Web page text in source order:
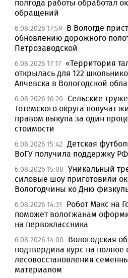
полгода работы обработал
обращений
6.08.2026 17:59 В Вологде
обновлению дорожного
Петрозаводской
6.08.2026 17:17 «Территория
открылась для 122
Алчевска в Вологодской
6.08.2026 16:20 Сельские
Тотемского округа получат
правом выкупа за один
стоимости
6.08.2026 15:42 Детская
ВоГУ получила поддержку
6.08.2026 15:08 Уникальный
силовые шоу приготовили
Вологодчины ко Дню
6.08.2026 14:31
Робот Макс на
поможет вологжанам
на первоклассника
6.08.2026 14:00
Вологодская
подтвердила курс на полное
лесовосстановления
материалом